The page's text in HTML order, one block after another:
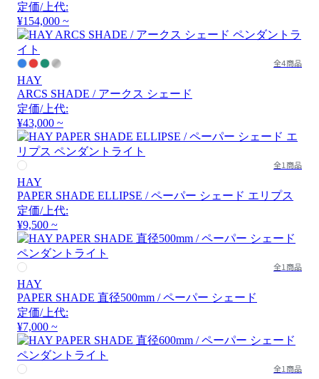
定価/上代:
¥154,000 ~
全4商品
HAY
ARCS SHADE / アークス シェード
定価/上代:
¥43,000 ~
全1商品
HAY
PAPER SHADE ELLIPSE / ペーパー シェード エリプス
定価/上代:
¥9,500 ~
全1商品
HAY
PAPER SHADE 直径500mm / ペーパー シェード
定価/上代:
¥7,000 ~
全1商品